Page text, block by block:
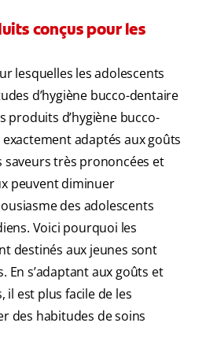
conçus pour les
lesquelles les adolescents
d’hygiène bucco-dentaire
produits d’hygiène bucco-
adaptés aux goûts
saveurs très prononcées et
peuvent diminuer
des adolescents
Voici pourquoi les
destinés aux jeunes sont
En s’adaptant aux goûts et
il est plus facile de les
des habitudes de soins